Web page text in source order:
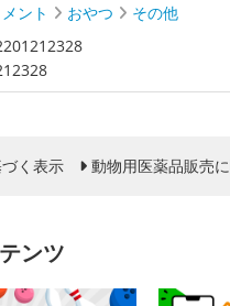
ント おやつ
その他
く表示 動物用医薬品販売
ンツ